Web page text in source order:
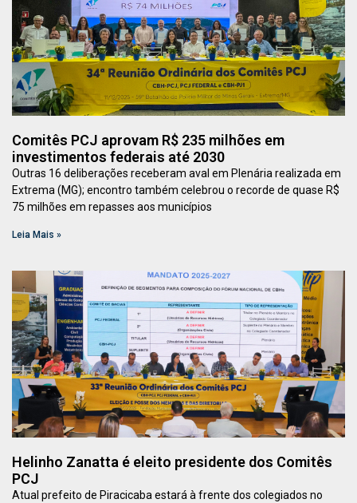
Comitês PCJ aprovam R$ 235 milhões em
investimentos federais até 2030
Outras 16 deliberações receberam aval em Plenária realizada em
Extrema (MG); encontro também celebrou o recorde de quase R$
75 milhões em repasses aos municípios
Leia Mais »
Helinho Zanatta é eleito presidente dos Comitês
PCJ
Atual prefeito de Piracicaba estará à frente dos colegiados no